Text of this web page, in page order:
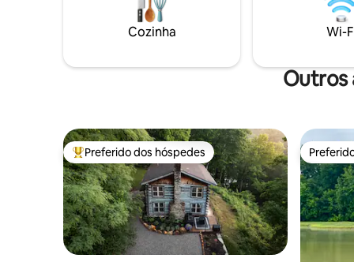
remotamente com a fibra de alta
velocidade ou explorando os lagos e
parques estaduais ao redor, este é o seu
seus
área.
para o
Cozinha Wi-
Outros
Entre os melhores preferidos dos hóspedes
Preferido dos hóspedes